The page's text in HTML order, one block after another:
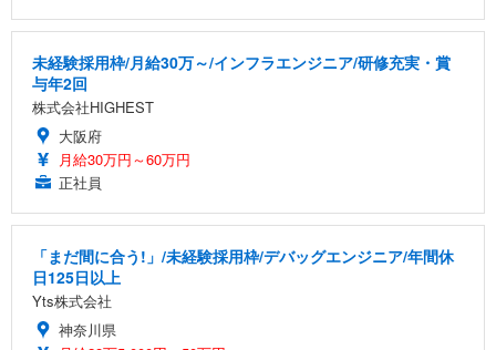
未経験採用枠/月給30万～/インフラエンジニア/研修充実・賞
与年2回
株式会社HIGHEST
大阪府
月給30万円～60万円
正社員
「まだ間に合う!」/未経験採用枠/デバッグエンジニア/年間休
日125日以上
Yts株式会社
神奈川県